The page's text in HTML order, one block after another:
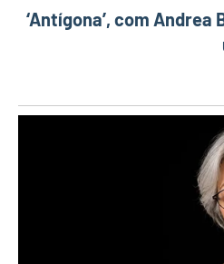
‘Antígona’, com